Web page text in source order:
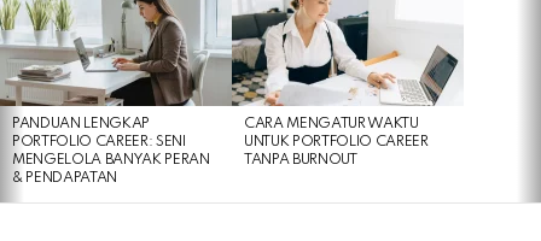
LATEST
STORIES
PANDUAN LENGKAP
PORTFOLIO CAREER: SENI
MENGELOLA BANYAK PERAN
& PENDAPATAN
CARA MENGATUR WAKTU
UNTUK PORTFOLIO CAREER
TANPA BURNOUT